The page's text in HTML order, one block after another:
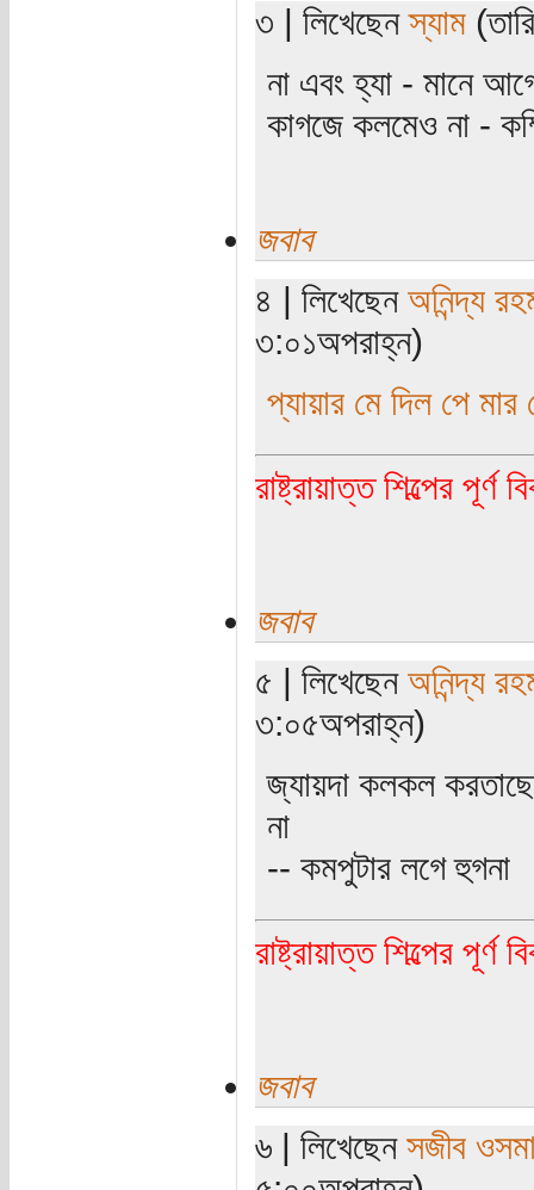
৩ | লিখেছেনস্যাম
না এবং হ্যা - মানে
কাগজে কলমেও না -
জবাব
৪ | লিখেছেন অনিন্দ্য
৩:০১অপরাহ্ন)
প্যায়ার মে দিল পে মার
রাষ্ট্রায়াত্ত শিল্পের পূর্ণ
জবাব
৫ | লিখেছেন অনিন্দ্য
৩:০৫অপরাহ্ন)
জ্যায়দা কলকল
না
-- কমপুটার লগে হুগনা
রাষ্ট্রায়াত্ত শিল্পের পূর্ণ
জবাব
৬ | লিখেছেন সজীব